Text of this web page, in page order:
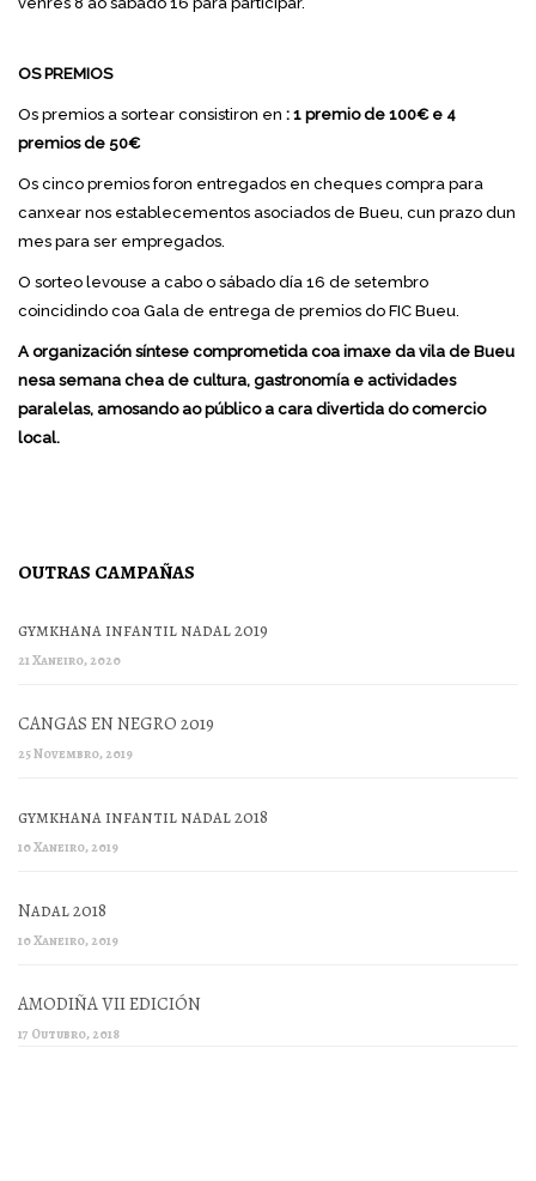
OS PREMIOS
Os premios a sortear consistiron en : 1 premio de 100€ e 4
premios de 50€
Os cinco premios foron entregados en cheques compra para
canxear nos establecementos asociados de Bueu, cun prazo dun
mes para ser empregados.
O sorteo levouse a cabo o sábado día 16 de setembro
coincidindo coa Gala de entrega de premios do FIC Bueu.
A organización síntese comprometida coa imaxe da vila de Bueu
nesa semana chea de cultura, gastronomía e actividades
paralelas, amosando ao público a cara divertida do comercio
local.
OUTRAS CAMPAÑAS
gymkhana infantil nadal 2019
21 Xaneiro, 2020
CANGAS EN NEGRO 2019
25 Novembro, 2019
gymkhana infantil nadal 2018
10 Xaneiro, 2019
Nadal 2018
10 Xaneiro, 2019
AMODIÑA VII EDICIÓN
17 Outubro, 2018